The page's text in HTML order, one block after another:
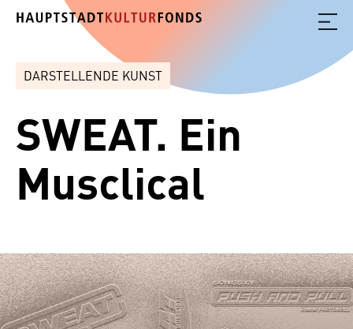
DARSTELLENDE KUNST
SWEAT. Ein
Musclical